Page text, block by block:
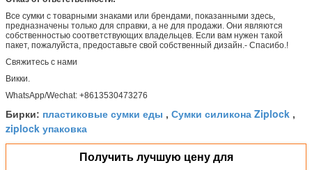
Все сумки с товарными знаками или брендами, показанными здесь,
предназначены только для справки, а не для продажи. Они являются
собственностью соответствующих владельцев. Если вам нужен такой
пакет, пожалуйста, предоставьте свой собственный дизайн.- Спасибо.!
Свяжитесь с нами
Викки.
WhatsApp/Wechat: +8613530473276
Бирки: пластиковые сумки еды , Сумки силикона Ziplock ,
ziplock упаковка
Получить лучшую цену для